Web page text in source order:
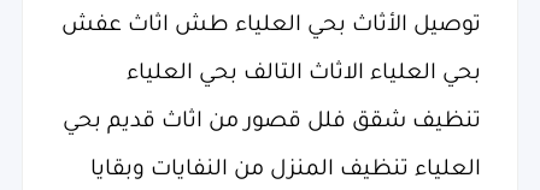
توصيل الأثاث بحي العلياء طش اثاث عفش
بحي العلياء الاثاث التالف بحي العلياء
تنظيف شقق فلل قصور من اثاث قديم بحي
العلياء تنظيف المنزل من النفايات وبقايا